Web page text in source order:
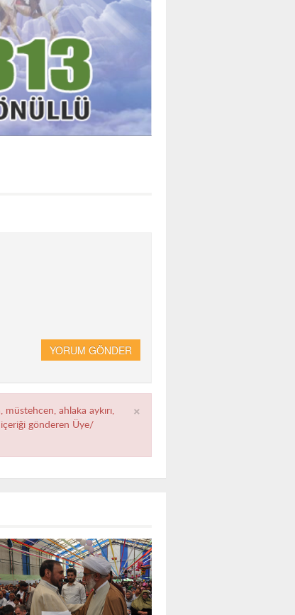
YORUM GÖNDER
×
ahlaka aykırı,
gönderen Üye/